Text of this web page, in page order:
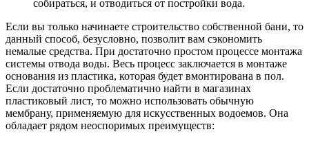
собираться, и отводиться от постройки вода.
Если вы только начинаете строительство собственной бани, то
данный способ, безусловно, позволит вам сэкономить
немалые средства. При достаточно простом процессе монтажа
системы отвода воды. Весь процесс заключается в монтаже
основания из пластика, которая будет вмонтирована в пол.
Если достаточно проблематично найти в магазинах
пластиковый лист, то можно использовать обычную
мембрану, применяемую для искусственных водоемов. Она
обладает рядом неоспоримых преимуществ: